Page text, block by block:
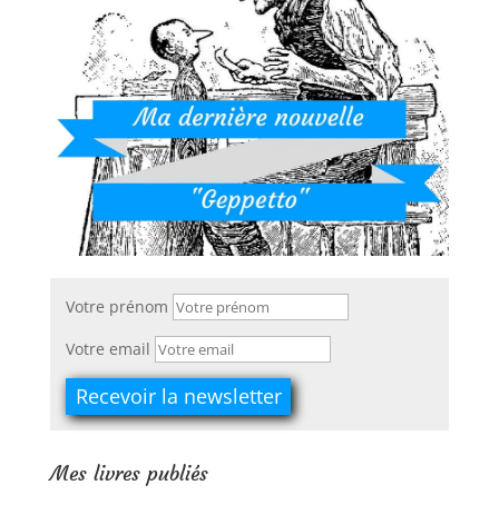
Votre prénom
Votre email
Mes livres publiés